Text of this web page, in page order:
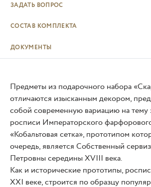
ЗАДАТЬ ВОПРОС
СОСТАВ КОМПЛЕКТА
ДОКУМЕНТЫ
Предметы из подарочного набора
отличаются изысканным декором,
собой современную вариацию на тему
росписи Императорского
«Кобальтовая сетка», прототипом
очередь, является Собственный
Петровны середины XVIII века.
Как и исторические прототипы,
XXI веке, строится по образцу